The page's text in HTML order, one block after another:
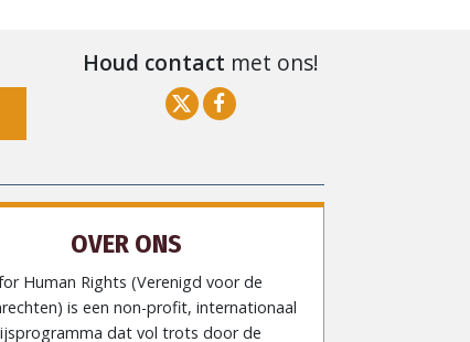
Houd contact met ons!
OVER ONS
Human Rights (Verenigd voor de
is een non-profit, internationaal
dat vol trots door de